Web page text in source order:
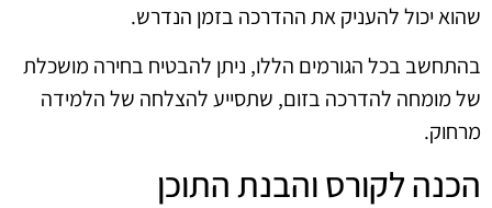
שהוא יכול להעניק את ההדרכה בזמן הנדרש.
בהתחשב בכל הגורמים הללו, ניתן להבטיח בחירה מושכלת
של מומחה להדרכה בזום, שתסייע להצלחה של הלמידה
מרחוק.
הכנה לקורס והבנת התוכן